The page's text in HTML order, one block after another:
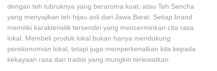
dengan teh tubruknya yang beraroma kuat, atau Teh Sencha
yang menyajikan teh hijau asli dari Jawa Barat. Setiap brand
memiliki karakteristik tersendiri yang mencerminkan cita rasa
lokal. Membeli produk lokal bukan hanya mendukung
perekonomian lokal, tetapi juga memperkenalkan kita kepada
kekayaan rasa dan tradisi yang mungkin terlewatkan.